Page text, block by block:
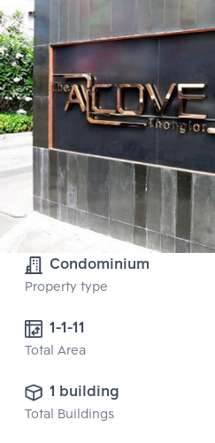
Condominium
Property type
1-1-11
Total Area
1 building
Total Buildings